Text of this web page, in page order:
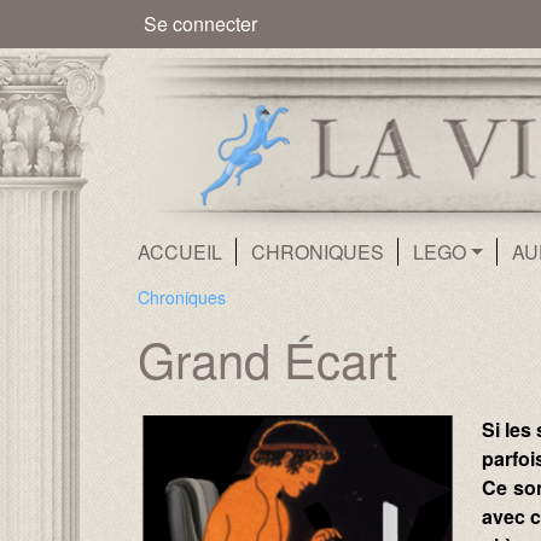
Menu du compte de l'utilisateur
Se connecter
Navigation principale
ACCUEIL CHRONIQUES LEGO
Chroniques
Name :
Grand Écart
Si les
Ce
avec